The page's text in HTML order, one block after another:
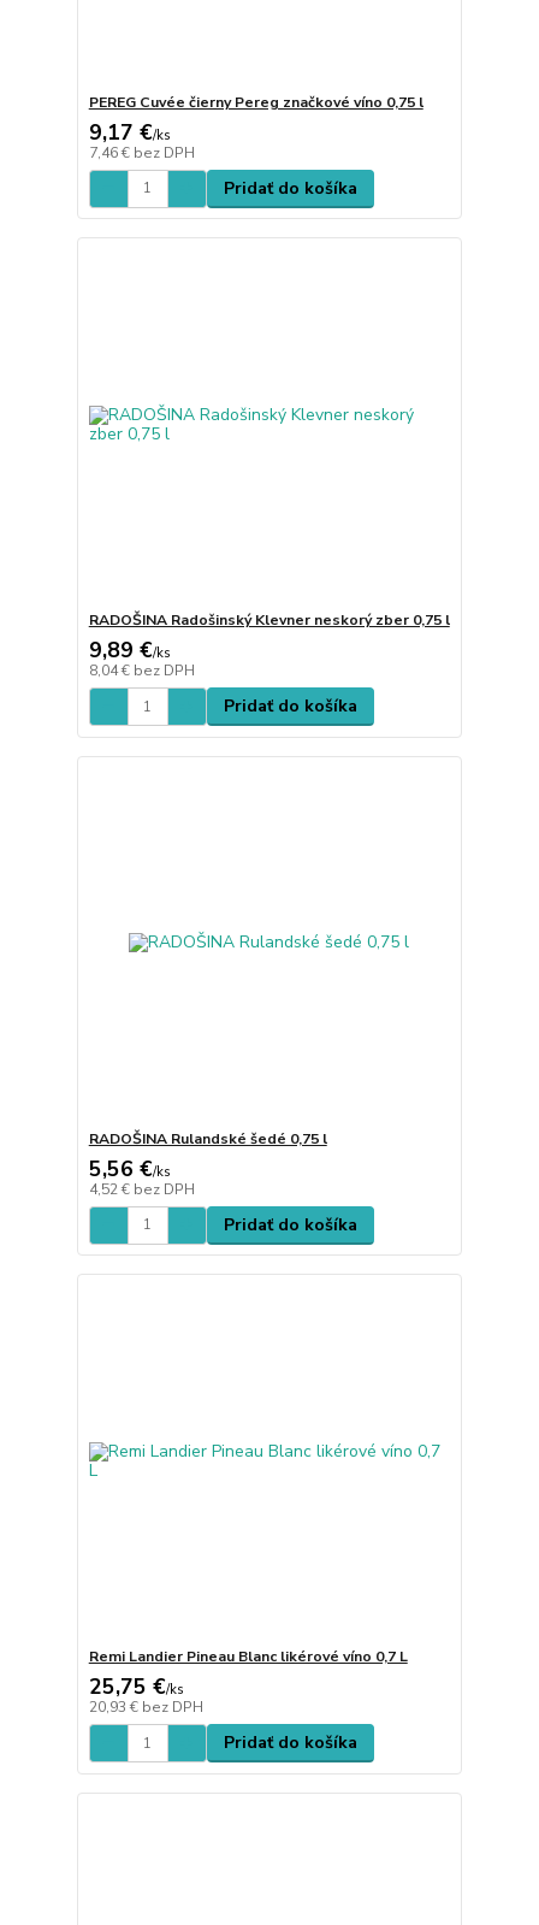
PEREG Cuvée čierny Pereg značkové víno 0,75 l
9,17 €/ks
7,46 € bez DPH
Pridať do košíka
RADOŠINA Radošinský Klevner neskorý zber 0,75 l
9,89 €/ks
8,04 € bez DPH
Pridať do košíka
RADOŠINA Rulandské šedé 0,75 l
5,56 €/ks
4,52 € bez DPH
Pridať do košíka
Remi Landier Pineau Blanc likérové víno 0,7 L
25,75 €/ks
20,93 € bez DPH
Pridať do košíka